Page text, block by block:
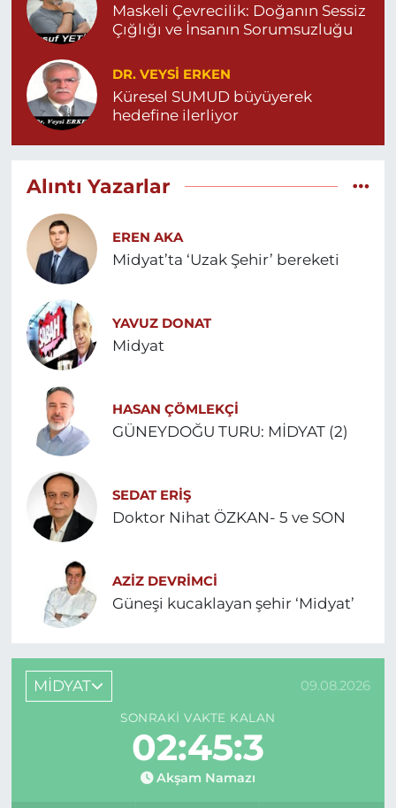
Maskeli Çevrecilik: Doğanın Sessiz
Çığlığı ve İnsanın Sorumsuzluğu
DR. VEYSI ERKEN
Küresel SUMUD büyüyerek
hedefine ilerliyor
Alıntı Yazarlar
EREN AKA
Midyat’ta ‘Uzak Şehir’ bereketi
YAVUZ DONAT
Midyat
HASAN ÇÖMLEKÇİ
GÜNEYDOĞU TURU: MİDYAT (2)
SEDAT ERİŞ
Doktor Nihat ÖZKAN- 5 ve SON
AZIZ DEVRIMCI
Güneşi kucaklayan şehir ‘Midyat’
MİDYAT 09.08.2026
SONRAKI VAKTE KALAN
02:45:3
Akşam Namazı